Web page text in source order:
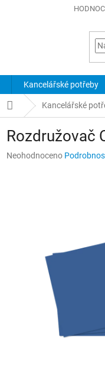
Kancelářské potřeby
Domů Kancelářské
Rozdružovač
Průměrné
Neohodnoceno